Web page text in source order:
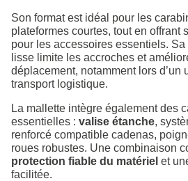
Son format est idéal pour les
plateformes courtes, tout en offrant
pour les accessoires essentiels.
lisse limite les accroches et
déplacement, notamment lors d’un
transport logistique.
La mallette intègre également des
essentielles : valise étanche,
renforcé compatible cadenas,
roues robustes. Une combinaison
protection fiable du matériel et
facilitée.